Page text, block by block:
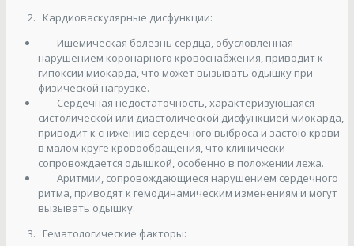
Кардиоваскулярные дисфункции:
Ишемическая болезнь сердца, обусловленная
нарушением коронарного кровоснабжения, приводит к
гипоксии миокарда, что может вызывать одышку при
физической нагрузке.
Сердечная недостаточность, характеризующаяся
систолической или диастолической дисфункцией миокарда,
приводит к снижению сердечного выброса и застою крови
в малом круге кровообращения, что клинически
сопровождается одышкой, особенно в положении лежа.
Аритмии, сопровождающиеся нарушением сердечного
ритма, приводят к гемодинамическим изменениям и могут
вызывать одышку.
Гематологические факторы: